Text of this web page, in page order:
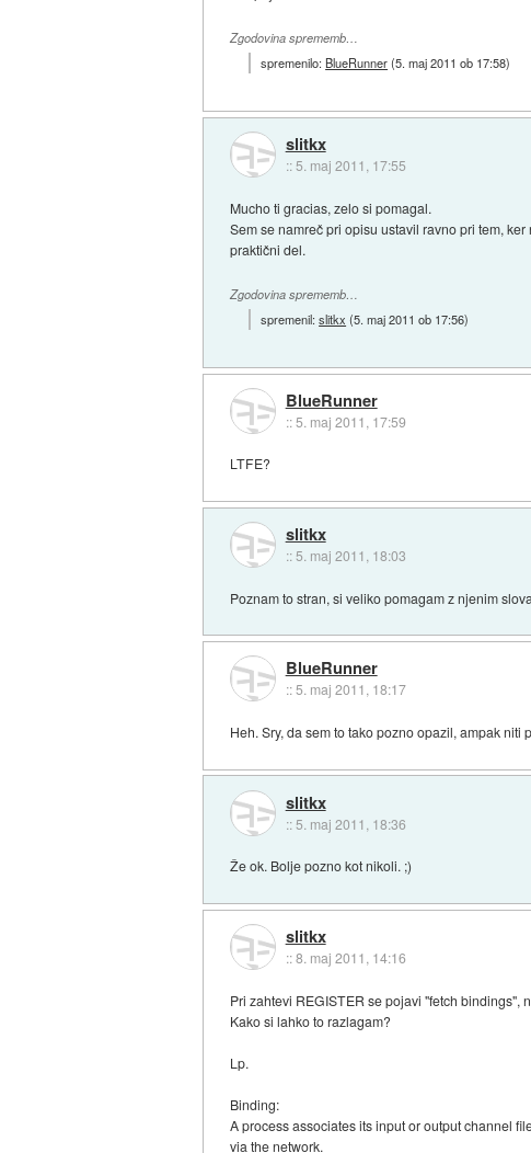
Zgodovina sprememb…
spremenilo:BlueRunner(5. maj 2011 ob 17:58)
slitkx
:: 5. maj 2011, 17:55
Mucho ti gracias, zelo si pomagal.
Sem se namreč pri opisu ustavil ravno pri tem,
praktični del.
Zgodovina sprememb…
spremenil:slitkx (5. maj 2011 ob 17:56)
BlueRunner
::5. maj 2011, 17:59
LTFE?
slitkx
:: 5. maj 2011, 18:03
Poznam to stran, si veliko pomagam z njenim
BlueRunner
::5. maj 2011, 18:17
Heh. Sry, da sem to tako pozno opazil, ampak
slitkx
:: 5. maj 2011, 18:36
Že ok. Bolje pozno kot nikoli. ;)
slitkx
::8. maj 2011, 14:16
Pri zahtevi REGISTER se pojavi "fetch bindings",
Kako si lahko to razlagam?
Lp.
Binding:
A process associates its input or output channel
via the network.